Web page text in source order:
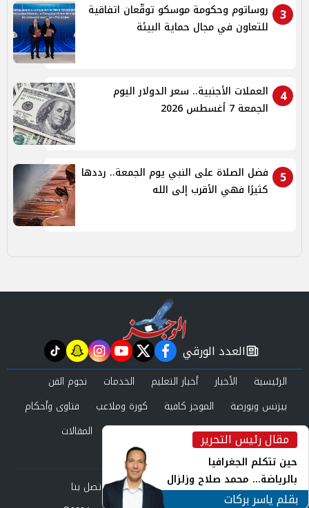
3
روساتوم وحكومة موسكو توقّعان اتفاقية
للتعاون في مجال حماية البيئة
4
العملات الأجنبية.. سعر الدولار اليوم
الجمعة 7 أغسطس 2026
5
فضل الصلاة على النبي يوم الجمعة.. رددها
كثيرًا فهي الأقرب إلى الله
مقال رئيس التحرير
حين تتكلم الجغرافيا
بالرياضة... محمد صلاح وزلزال
الهوية في الشارع التركي
بقلم ياسر بركات
newspaper
العدد الورقي facebook
twitter
youtube
instagram
snapchat
tiktok
الرئيسية الأخبار أخبار التعليم الخدمات
نجوم الفن
بيزنس وبورصة
الموجز كافية كورة وملاعب
فتاوى وأحكام
صحة وجمال
عرب وعالم حوادث ومحاكم
المقالات
العدد الورقي
من نحن
سياسة الخصوصية اتصل بنا